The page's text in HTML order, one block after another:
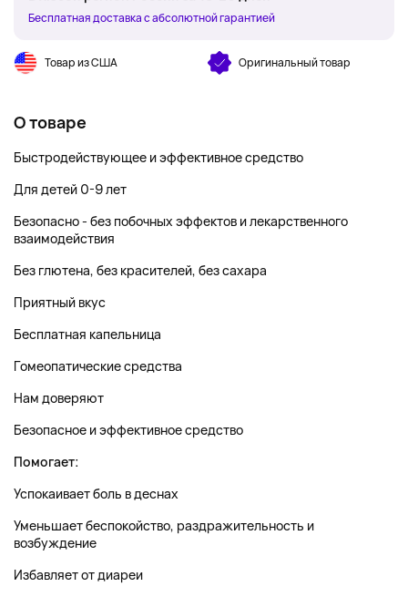
Бесплатная доставка с абсолютной гарантией
Товар из США Оригинальный товар
О товаре
Быстродействующее и эффективное средство
Для детей 0-9 лет
Безопасно - без побочных эффектов и лекарственного
взаимодействия
Без глютена, без красителей, без сахара
Приятный вкус
Бесплатная капельница
Гомеопатические средства
Нам доверяют
Безопасное и эффективное средство
Помогает:
Успокаивает боль в деснах
Уменьшает беспокойство, раздражительность и
возбуждение
Избавляет от диареи